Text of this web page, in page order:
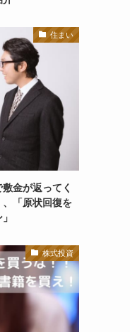
住まい
金が返ってく
「原状回復を
株式投資